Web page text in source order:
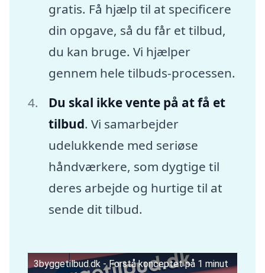
gratis. Få hjælp til at specificere
din opgave, så du får et tilbud,
du kan bruge. Vi hjælper
gennem hele tilbuds-processen.
Du skal ikke vente på at få et
tilbud. Vi samarbejder
udelukkende med seriøse
håndværkere, som dygtige til
deres arbejde og hurtige til at
sende dit tilbud.
3byggetilbud.dk - Forstå konceptet på 1 minut